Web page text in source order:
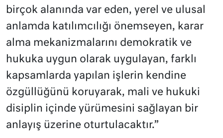
birçok alanında var eden, yerel ve ulusal
anlamda katılımcılığı önemseyen, karar
alma mekanizmalarını demokratik ve
hukuka uygun olarak uygulayan, farklı
kapsamlarda yapılan işlerin kendine
özgüllüğünü koruyarak, mali ve hukuki
disiplin içinde yürümesini sağlayan bir
anlayış üzerine oturtulacaktır.”